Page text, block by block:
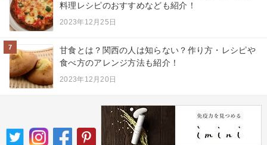
料理レシピのおすすめなども紹介！
2023年12月25日
7
甘食とは？関西の人は知らない？作り方・レシピや
食べ方のアレンジ方法も紹介！
2023年12月20日